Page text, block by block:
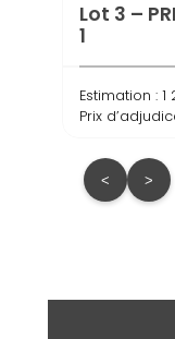
Lot 3 –
1
Estimation : 1
Prix
< >